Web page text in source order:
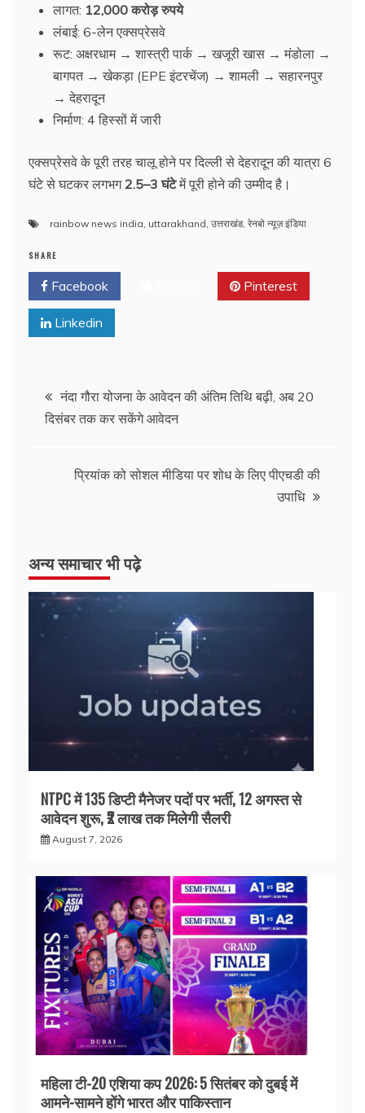
लागत: 12,000 करोड़ रुपये
लंबाई: 6-लेन एक्सप्रेसवे
रूट: अक्षरधाम → शास्त्री पार्क → खजूरी खास → मंडोला →
बागपत → खेकड़ा (EPE इंटरचेंज) → शामली → सहारनपुर
→ देहरादून
निर्माण: 4 हिस्सों में जारी
एक्सप्रेसवे के पूरी तरह चालू होने पर दिल्ली से देहरादून की यात्रा 6
घंटे से घटकर लगभग 2.5–3 घंटेमें पूरी होने की उम्मीद है।
rainbow news india, uttarakhand, उत्तराखंड, रेनबो न्यूज़ इंडिया
SHARE
Facebook Pinterest
Linkedin
Post
navigation
नंदा गौरा योजना के आवेदन की अंतिम तिथि बढ़ी, अब 20
दिसंबर तक कर सकेंगे आवेदन
प्रियांक को सोशल मीडिया पर शोध के लिए पीएचडी की
उपाधि
अन्य समाचार भी पढ़े
NTPC में 135 डिप्टी मैनेजर पदों पर भर्ती, 12 अगस्त से
आवेदन शुरू, ₹2 लाख तक मिलेगी सैलरी
August 7, 2026
महिला टी-20 एशिया कप 2026: 5 सितंबर को दुबई में
आमने-सामने होंगे भारत और पाकिस्तान